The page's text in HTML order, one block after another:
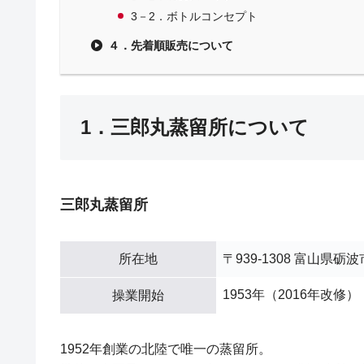
3－2．ボトルコンセプト
４．先着順販売について
1．三郎丸蒸留所について
三郎丸蒸留所
所在地 〒939-1308 富山県砺波
操業開始 1953年（2016年改修）
1952年創業の北陸で唯一の蒸留所。